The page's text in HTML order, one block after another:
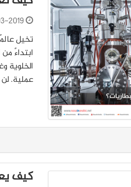
2019
تخيل
ابتداءً
الخلوية
عملية.
كيف